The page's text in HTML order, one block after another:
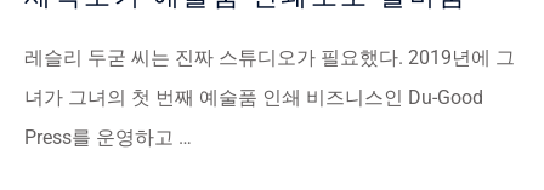
레슬리 두굳 씨는 진짜 스튜디오가 필요했다. 2019년에 그
녀가 그녀의 첫 번째 예술품 인쇄 비즈니스인 Du-Good
Press를 운영하고 …